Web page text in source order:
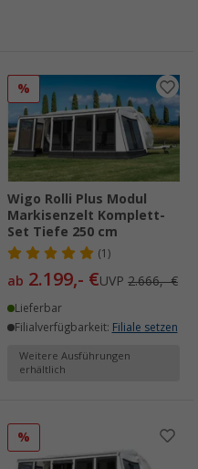
%
Wigo Rolli Plus Modul
Markisenzelt Komplett-
Set Tiefe 250 cm
(1)
ab 2.199,- €UVP 2.666,- €
Lieferbar
Filialverfügbarkeit: Filiale setzen
Weitere Ausführungen
erhältlich
%